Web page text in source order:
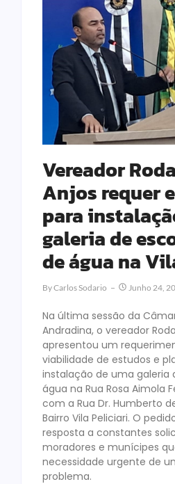
Vereador
Anjos requer
para
galeria de
de água na
ByCarlos Sodario Junho 24,
Na última sessão da
Andradina, o vereador
apresentou um
viabilidade de estudos e
instalação de uma galeria
água na Rua Rosa Aimola
com a Rua Dr. Humberto
Bairro Vila Peliciari. O
resposta a constantes
moradores e munícipes
necessidade urgente de
problema.